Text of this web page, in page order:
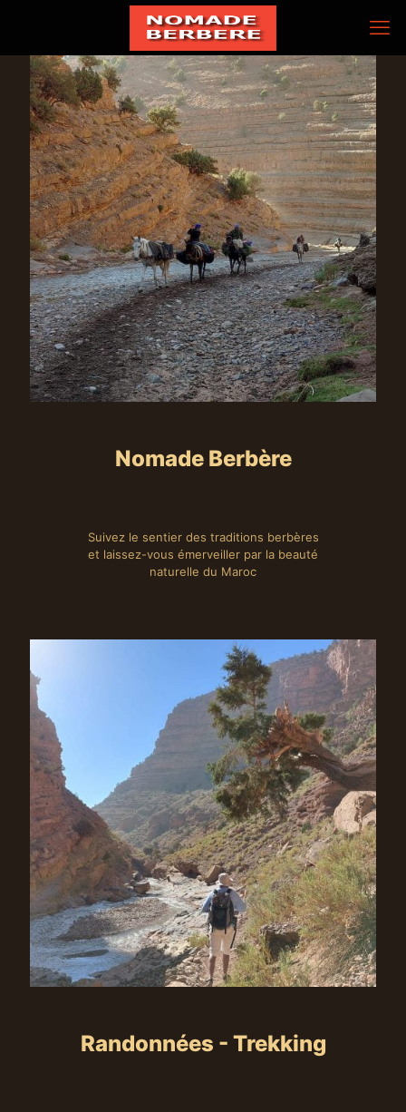
Nomade Berbère
Suivez le sentier des traditions berbères
et laissez-vous émerveiller par la beauté
naturelle du Maroc
Randonnées - Trekking